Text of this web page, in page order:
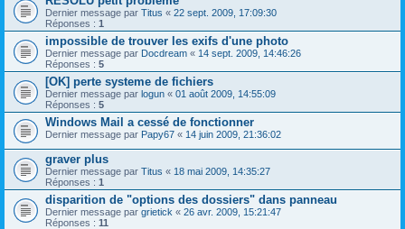
Dernier message par Titus « 22 sept. 2009, 17:09:30
Réponses : 1
impossible de trouver les exifs d'une photo
Dernier message par Docdream « 14 sept. 2009, 14:46:26
Réponses : 5
[OK] perte systeme de fichiers
Dernier message par logun « 01 août 2009, 14:55:09
Réponses : 5
Windows Mail a cessé de fonctionner
Dernier message par Papy67 « 14 juin 2009, 21:36:02
graver plus
Dernier message par Titus « 18 mai 2009, 14:35:27
Réponses : 1
disparition de "options des dossiers" dans panneau
Dernier message par grietick « 26 avr. 2009, 15:21:47
Réponses : 11